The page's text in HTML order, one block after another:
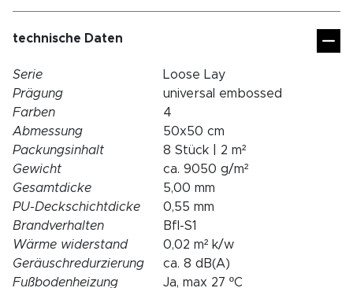
technische Daten
Serie
Loose Lay
Prägung
universal embossed
Farben
4
Abmessung
50x50 cm
Packungsinhalt
8 Stück | 2 m²
Gewicht
ca. 9050 g/m²
Gesamtdicke
5,00 mm
PU-Deckschichtdicke
0,55 mm
Brandverhalten
Bfl-S1
Wärme widerstand
0,02 m² k/w
Geräuschredurzierung
ca. 8 dB(A)
Fußbodenheizung
Ja, max 27 ºC